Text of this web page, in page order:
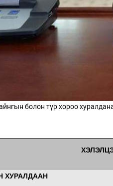
болон түр хороо
ХУРАЛДААН